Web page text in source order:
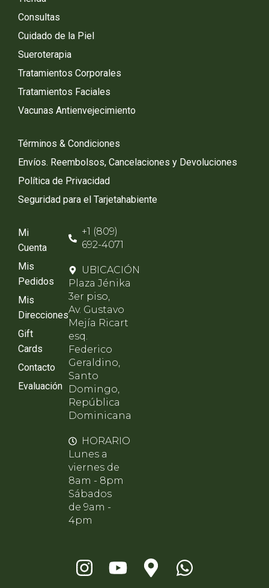
Consultas
Cuidado de la Piel
Sueroterapia
Tratamientos Corporales
Tratamientos Faciales
Vacunas Antienvejecimiento
Términos & Condiciones
Envíos. Reembolsos, Cancelaciones y Devoluciones
Política de Privacidad
Seguridad para el Tarjetahabiente
Mi
Cuenta
Mis
Pedidos
Mis
Direcciones
Gift
Cards
Contacto
Evaluación
+1 (809)
692-4071
UBICACIÓN
Plaza Jénika
3er piso,
Av. Gustavo
Mejía Ricart
esq.
Federico
Geraldino,
Santo
Domingo,
República
Dominicana
HORARIO
Lunes a
viernes de
8am - 8pm
Sábados
de 9am -
4pm